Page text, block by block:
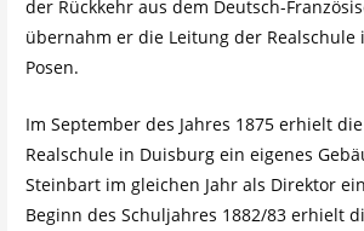
der Rückkehr aus dem Deutsch-
übernahm er die Leitung der Realschule
Posen.
Im September des Jahres 1875 erhielt
Realschule in Duisburg ein eigenes
Steinbart im gleichen Jahr als Direktor
Beginn des Schuljahres 1882/83 erhielt